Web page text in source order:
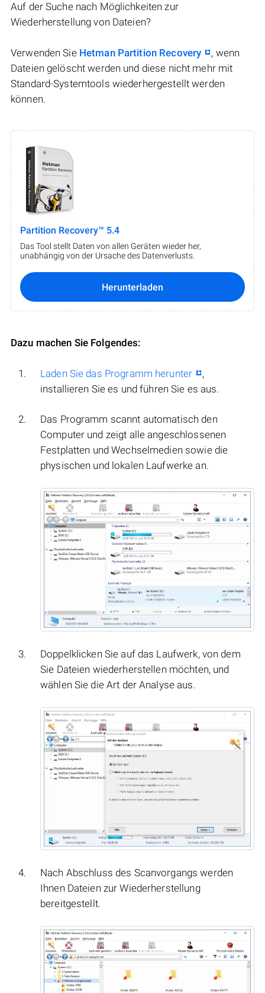
Auf der Suche nach Möglichkeiten zur
Wiederherstellung von Dateien?
Verwenden Sie Hetman Partition Recovery
, wenn
Dateien gelöscht werden und diese nicht mehr mit
Standard-Systemtools wiederhergestellt werden
können.
Partition Recovery™ 5.4
Das Tool stellt Daten von allen Geräten wieder her,
unabhängig von der Ursache des Datenverlusts.
Herunterladen
Dazu machen Sie Folgendes:
Laden Sie das Programm herunter
,
installieren Sie es und führen Sie es aus.
Das Programm scannt automatisch den
Computer und zeigt alle angeschlossenen
Festplatten und Wechselmedien sowie die
physischen und lokalen Laufwerke an.
Doppelklicken Sie auf das Laufwerk, von dem
Sie Dateien wiederherstellen möchten, und
wählen Sie die Art der Analyse aus.
Nach Abschluss des Scanvorgangs werden
Ihnen Dateien zur Wiederherstellung
bereitgestellt.